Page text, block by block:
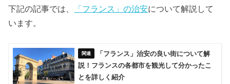
下記の記事では、 「フランス」の治安について解説して
います。
「フランス」治安の良い街について解
説！フランスの各都市を観光して分かったこ
とを詳しく紹介